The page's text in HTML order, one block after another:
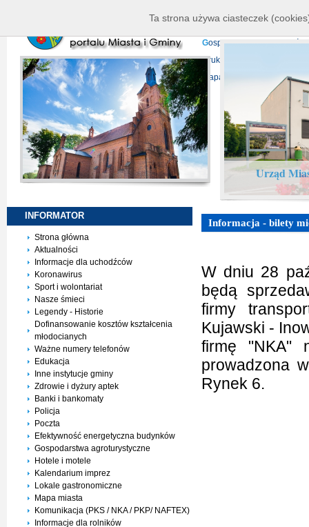
P
rojekty europejskie
Gospodarka
D ruki do pobrania
Mapa serwisu
Urząd
INFORMATOR
Strona główna
Aktualności
Informacje dla uchodźców
Koronawirus
Sport i wolontariat
Nasze śmieci
Legendy - Historie
Dofinansowanie kosztów kształcenia
młodocianych
Ważne numery telefonów
Edukacja
Inne instytucje gminy
Zdrowie i dyżury aptek
Banki i bankomaty
Policja
Poczta
Efektywność energetyczna budynków
Gospodarstwa agroturystyczne
Hotele i motele
Kalendarium imprez
Lokale gastronomiczne
Mapa miasta
Komunikacja (PKS / NKA / PKP/ NAFTEX)
Informacje dla rolników
Informacja - bilety
W dniu 28
będą
firmy
Kujawski -
firmę "NKA"
prowadzona
Rynek 6.
Ta strona używa ciasteczek